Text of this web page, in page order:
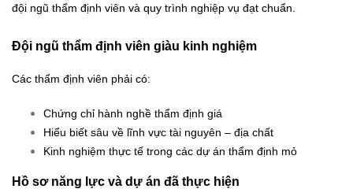
đội ngũ thẩm định viên và quy trình nghiệp vụ đạt chuẩn.
Đội ngũ thẩm định viên giàu kinh nghiệm
Các thẩm định viên phải có:
Chứng chỉ hành nghề thẩm định giá
Hiểu biết sâu về lĩnh vực tài nguyên – địa chất
Kinh nghiệm thực tế trong các dự án thẩm định mỏ
Hồ sơ năng lực và dự án đã thực hiện